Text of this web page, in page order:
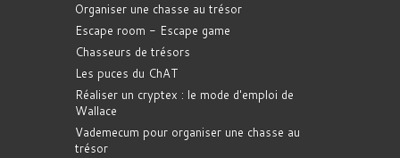
Organiser une chasse au trésor
Escape room - Escape game
Chasseurs de trésors
Les puces du ChAT
Réaliser un cryptex : le mode d'emploi de
Wallace
Vademecum pour organiser une chasse au
trésor